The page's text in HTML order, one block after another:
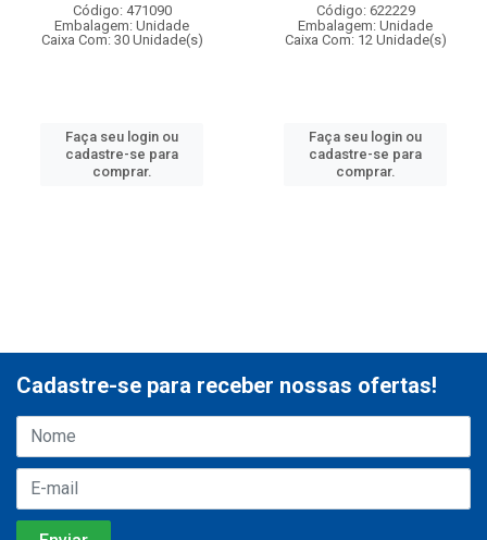
Código: 471090
Embalagem: Unidade
Caixa Com: 30 Unidade(s)
Faça seu login ou
cadastre-se para
comprar.
Código: 622229
Embalagem: Unidade
Caixa Com: 12 Unidade(s)
Faça seu login ou
cadastre-se para
comprar.
Cadastre-se para receber nossas ofertas!